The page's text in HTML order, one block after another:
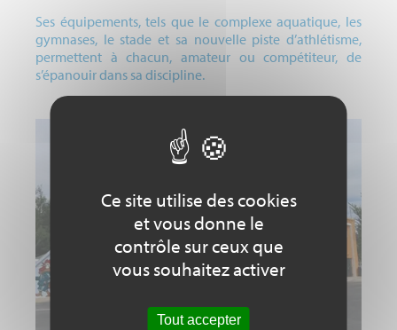
Ses équipements, tels que le complexe aquatique, les
gymnases, le stade et sa nouvelle piste d’athlétisme,
permettent à chacun, amateur ou compétiteur, de
s’épanouir dans sa discipline.
Ce site utilise des cookies
et vous donne le
contrôle sur ceux que
vous souhaitez activer
Tout accepter